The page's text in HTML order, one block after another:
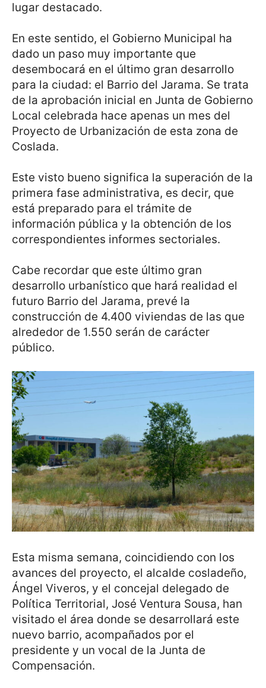
lugar destacado.
En este sentido, el Gobierno Municipal ha
dado un paso muy importante que
desembocará en el último gran desarrollo
para la ciudad: el Barrio del Jarama. Se trata
de la aprobación inicial en Junta de Gobierno
Local celebrada hace apenas un mes del
Proyecto de Urbanización de esta zona de
Coslada.
Este visto bueno significa la superación de la
primera fase administrativa, es decir, que
está preparado para el trámite de
información pública y la obtención de los
correspondientes informes sectoriales.
Cabe recordar que este último gran
desarrollo urbanístico que hará realidad el
futuro Barrio del Jarama, prevé la
construcción de 4.400 viviendas de las que
alrededor de 1.550 serán de carácter
público.
Esta misma semana, coincidiendo con los
avances del proyecto, el alcalde cosladeño,
Ángel Viveros, y el concejal delegado de
Política Territorial, José Ventura Sousa, han
visitado el área donde se desarrollará este
nuevo barrio, acompañados por el
presidente y un vocal de la Junta de
Compensación.